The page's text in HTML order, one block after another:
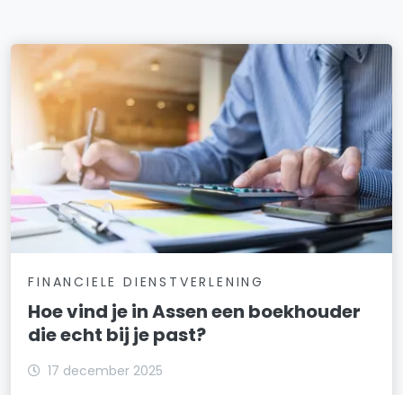
FINANCIELE DIENSTVERLENING
Hoe vind je in Assen een boekhouder
die echt bij je past?
17 december 2025